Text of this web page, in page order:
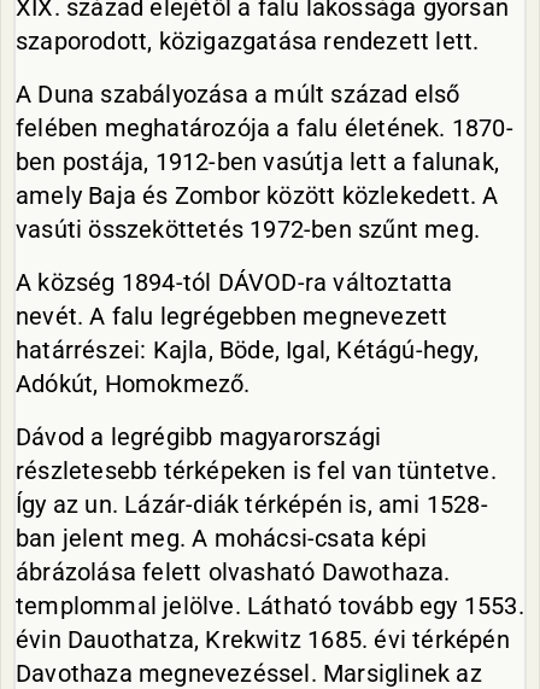
XIX. század elejétől a falu lakossága gyorsan
szaporodott, közigazgatása rendezett lett.
A Duna szabályozása a múlt század első
felében meghatározója a falu életének. 1870-
ben postája, 1912-ben vasútja lett a falunak,
amely Baja és Zombor között közlekedett. A
vasúti összeköttetés 1972-ben szűnt meg.
A község 1894-tól DÁVOD-ra változtatta
nevét. A falu legrégebben megnevezett
határrészei: Kajla, Böde, Igal, Kétágú-hegy,
Adókút, Homokmező.
Dávod a legrégibb magyarországi
részletesebb térképeken is fel van tüntetve.
Így az un. Lázár-diák térképén is, ami 1528-
ban jelent meg. A mohácsi-csata képi
ábrázolása felett olvasható Dawothaza.
templommal jelölve. Látható tovább egy 1553.
évin Dauothatza, Krekwitz 1685. évi térképén
Davothaza megnevezéssel. Marsiglinek az